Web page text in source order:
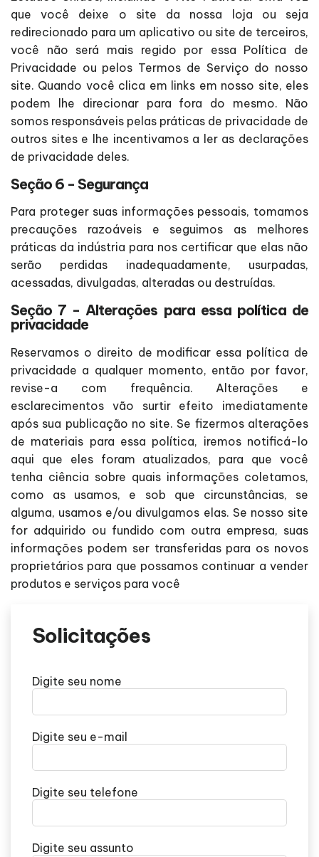
que você deixe o site da nossa loja ou seja
redirecionado para um aplicativo ou site de terceiros,
você não será mais regido por essa Política de
Privacidade ou pelos Termos de Serviço do nosso
site. Quando você clica em links em nosso site, eles
podem lhe direcionar para fora do mesmo. Não
somos responsáveis pelas práticas de privacidade de
outros sites e lhe incentivamos a ler as declarações
de privacidade deles.
Seção 6 - Segurança
Para proteger suas informações pessoais, tomamos
precauções razoáveis e seguimos as melhores
práticas da indústria para nos certificar que elas não
serão perdidas inadequadamente, usurpadas,
acessadas, divulgadas, alteradas ou destruídas.
Seção 7 - Alterações para essa política de
privacidade
Reservamos o direito de modificar essa política de
privacidade a qualquer momento, então por favor,
revise-a com frequência. Alterações e
esclarecimentos vão surtir efeito imediatamente
após sua publicação no site. Se fizermos alterações
de materiais para essa política, iremos notificá-lo
aqui que eles foram atualizados, para que você
tenha ciência sobre quais informações coletamos,
como as usamos, e sob que circunstâncias, se
alguma, usamos e/ou divulgamos elas. Se nosso site
for adquirido ou fundido com outra empresa, suas
informações podem ser transferidas para os novos
proprietários para que possamos continuar a vender
produtos e serviços para você
Solicitações
Digite seu nome
Digite seu e-mail
Digite seu telefone
Digite seu assunto